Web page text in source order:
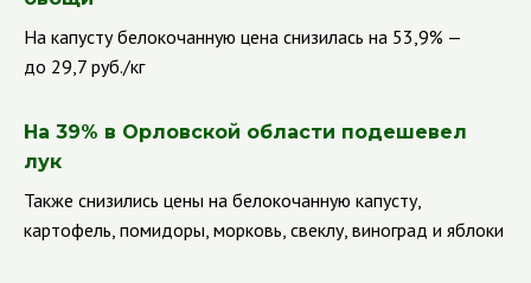
На капусту белокочанную цена снизилась на 53,9% —
до 29,7 руб./кг
На 39% в Орловской области подешевел
лук
Также снизились цены на белокочанную капусту,
картофель, помидоры, морковь, свеклу, виноград и яблоки